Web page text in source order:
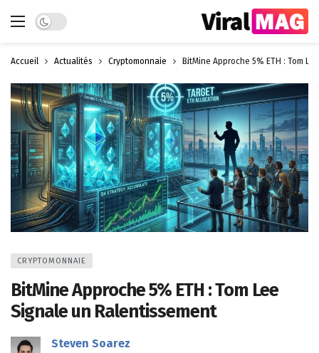
Dark mode
Accueil Actualités Cryptomonnaie BitMine Approche 5% ETH : Tom
CRYPTOMONNAIE
BitMine Approche 5% ETH : Tom Lee
Signale un Ralentissement
Steven Soarez